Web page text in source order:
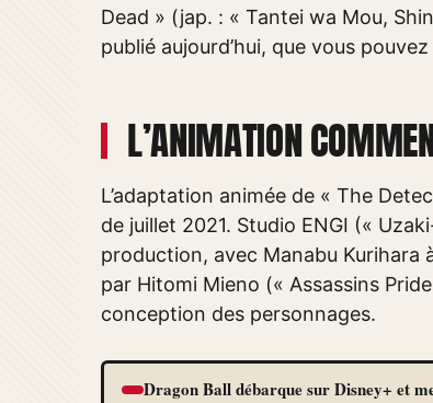
Dead » (jap. : « Tantei wa Mou,
publié aujourd’hui, que vous
L’ANIMATION
L’adaptation animée de « The
de juillet 2021. Studio ENGI («
production, avec Manabu Kurihara
par Hitomi Mieno (« Assassins
conception des personnages.
Dragon Ball débarque sur Disney+ et